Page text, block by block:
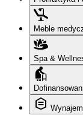
Meble
Spa &
Wynajem